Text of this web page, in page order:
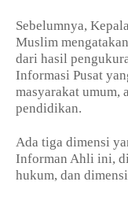
Sebelumnya,
Muslim
dari hasil
Informasi Pusat
masyarakat umum,
pendidikan.
Ada tiga dimensi
Informan Ahli ini,
hukum, dan